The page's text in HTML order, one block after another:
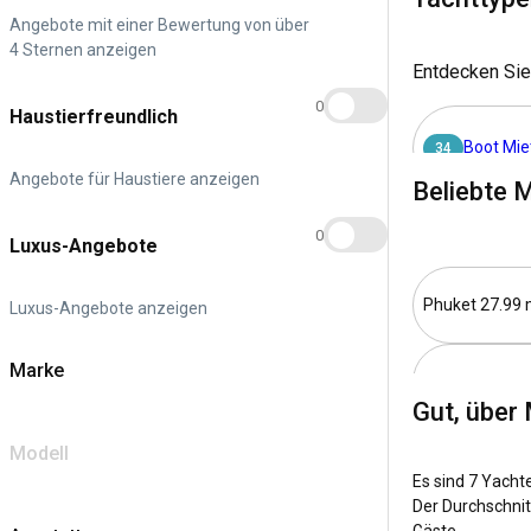
Angebote mit einer Bewertung von über
4 Sternen anzeigen
Haustierfreundlich
Angebote für Haustiere anzeigen
0
Luxus-Angebote
Luxus-Angebote anzeigen
0
Marke
Modell
Südostasien
Warum
Hier
Wie komme
Südostasien
zahlreiche
auf dem
Die
den beliebten
Entdecken
34 Boot
Beliebte
Phuket 27.99
Gut, über
Es sind 7
Der